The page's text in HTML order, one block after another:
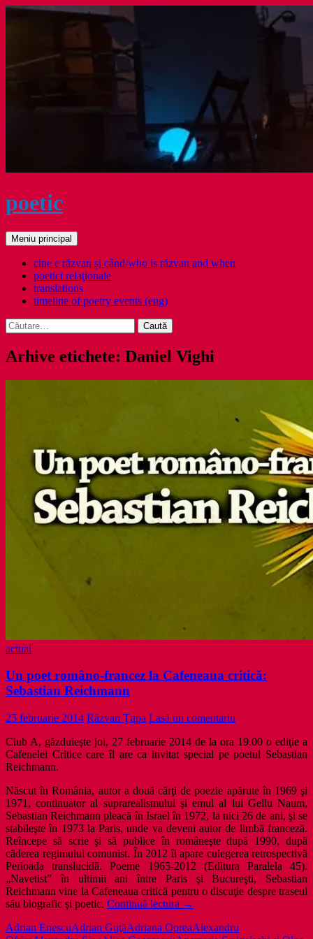
Sari
poetic
Caută
Meniu principal
cine e răzvan și când/who is răzvan and when
poetici relaţionale
translations
timeline of poetry events (eng)
Caută
după:
Arhive etichete: Daniel Vighi
actual
Un poet româno-francez la Cafeneaua critică:
Sebastian Reichmann
25 februarie 2014 Răzvan Țupa Lasă un comentariu
Club A, găzduieşte joi, 27 februarie 2014 de la ora 19.00 o ediţie a
Cafenelei Critice care îl are ca invitat special pe poetul Sebastian
Reichmann.
Născut în România, autor a două cărţi de poezie apărute în 1969 şi
1971, continuator al suprarealismului şi emul al lui Gellu Naum,
Sebastian Reichmann pleacă în Israel în 1972, la nici 26 de ani, şi se
stabileşte în 1973 la Paris, unde va deveni autor de limbă franceză.
Reîncepe să scrie şi să publice în româneşte după 1990, după
căderea regimului comunist. În 2012 îi apare culegerea retrospectivă
Perioada translucidă. Poeme 1965-2012 (Editura Paralela 45).
„Navetist” în ultimii ani între Paris şi Bucureşti, Sebastian
Reichmann vine la Cafeneaua critică pentru o discuţie despre traseul
său biografic şi poetic. Continuă lectura Un
româno-
→
Adrian EnescuAdrian GuţăAdriana OpreaAlexandru